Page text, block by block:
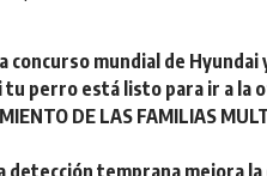
mundial de
perro está listo para ir a la
DE LAS FAMILIAS